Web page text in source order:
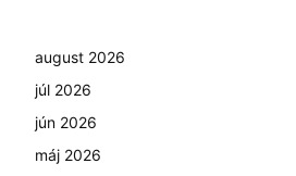
august 2026
júl 2026
jún 2026
máj 2026